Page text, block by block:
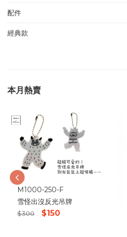
配件
經典款
本月熱賣
M1000-250-F
雪怪出沒反光吊牌
$300 $150